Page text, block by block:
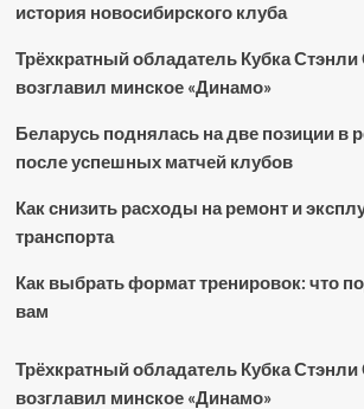
история новосибирского клуба
Трёхкратный обладатель Кубка
возглавил минское «Динамо»
Беларусь поднялась на две позиции в
после успешных матчей клубов
Как снизить расходы на ремонт и
транспорта
Как выбрать формат тренировок: что
вам
Трёхкратный обладатель Кубка
возглавил минское «Динамо»